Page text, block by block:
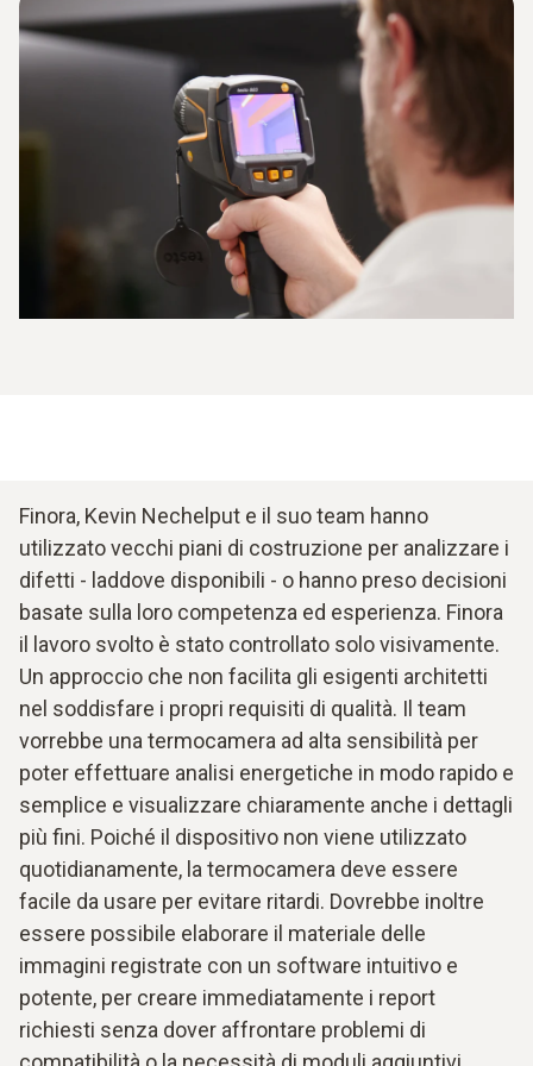
Finora, Kevin Nechelput e il suo team hanno
utilizzato vecchi piani di costruzione per analizzare i
difetti - laddove disponibili - o hanno preso decisioni
basate sulla loro competenza ed esperienza. Finora
il lavoro svolto è stato controllato solo visivamente.
Un approccio che non facilita gli esigenti architetti
nel soddisfare i propri requisiti di qualità. Il team
vorrebbe una termocamera ad alta sensibilità per
poter effettuare analisi energetiche in modo rapido e
semplice e visualizzare chiaramente anche i dettagli
più fini. Poiché il dispositivo non viene utilizzato
quotidianamente, la termocamera deve essere
facile da usare per evitare ritardi. Dovrebbe inoltre
essere possibile elaborare il materiale delle
immagini registrate con un software intuitivo e
potente, per creare immediatamente i report
richiesti senza dover affrontare problemi di